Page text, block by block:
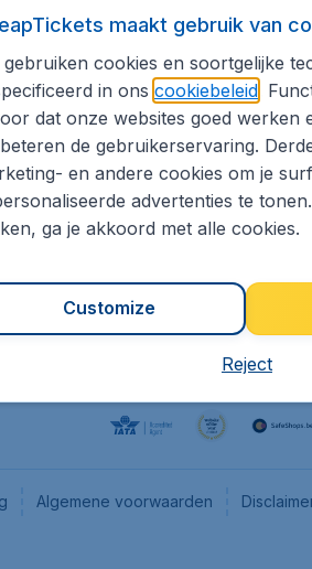
informatie
Algemene voorwaarden
maakt gebruik van
gebruiken cookies en soortgelijke
in ons cookiebeleid.
dat onze websites goed werken
de gebruikerservaring.
en andere cookies om je
advertenties te
ga je akkoord met alle cookies.
Customize
Reject